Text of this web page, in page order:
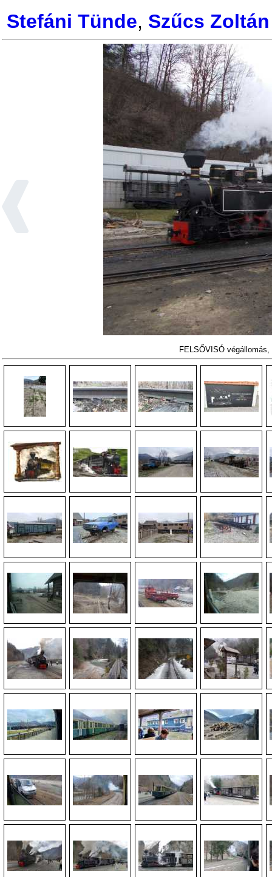
Stefáni Tünde, Szűcs
FELSŐVISÓ